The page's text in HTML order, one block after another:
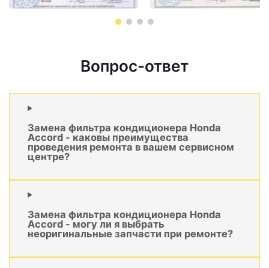
Вопрос-ответ
Замена фильтра кондиционера Honda
Accord - каковы преимущества
проведения ремонта в вашем сервисном
центре?
Замена фильтра кондиционера Honda
Accord - могу ли я выбрать
неоригинальные запчасти при ремонте?